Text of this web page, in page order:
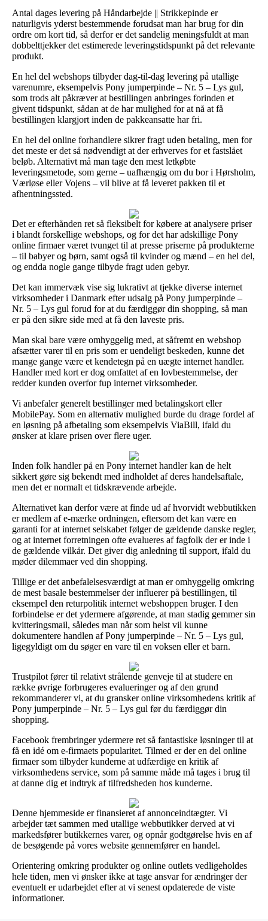
Antal dages levering på Håndarbejde || Strikkepinde er
naturligvis yderst bestemmende forudsat man har brug for din
ordre om kort tid, så derfor er det sandelig meningsfuldt at man
dobbelttjekker det estimerede leveringstidspunkt på det relevante
produkt.
En hel del webshops tilbyder dag-til-dag levering på utallige
varenumre, eksempelvis Pony jumperpinde – Nr. 5 – Lys gul,
som trods alt påkræver at bestillingen anbringes forinden et
givent tidspunkt, sådan at de har mulighed for at nå at få
bestillingen klargjort inden de pakkeansatte har fri.
En hel del online forhandlere sikrer fragt uden betaling, men for
det meste er det så nødvendigt at der erhverves for et fastslået
beløb. Alternativt må man tage den mest letkøbte
leveringsmetode, som gerne – uafhængig om du bor i Hørsholm,
Værløse eller Vojens – vil blive at få leveret pakken til et
afhentningssted.
Det er efterhånden ret så fleksibelt for købere at analysere priser
i blandt forskellige webshops, og for det har adskillige Pony
online firmaer været tvunget til at presse priserne på produkterne
– til babyer og børn, samt også til kvinder og mænd – en hel del,
og endda nogle gange tilbyde fragt uden gebyr.
Det kan immervæk vise sig lukrativt at tjekke diverse internet
virksomheder i Danmark efter udsalg på Pony jumperpinde –
Nr. 5 – Lys gul forud for at du færdiggør din shopping, så man
er på den sikre side med at få den laveste pris.
Man skal bare være omhyggelig med, at såfremt en webshop
afsætter varer til en pris som er uendeligt beskeden, kunne det
mange gange være et kendetegn på en uægte internet handler.
Handler med kort er dog omfattet af en lovbestemmelse, der
redder kunden overfor fup internet virksomheder.
Vi anbefaler generelt bestillinger med betalingskort eller
MobilePay. Som en alternativ mulighed burde du drage fordel af
en løsning på afbetaling som eksempelvis ViaBill, ifald du
ønsker at klare prisen over flere uger.
Inden folk handler på en Pony internet handler kan de helt
sikkert gøre sig bekendt med indholdet af deres handelsaftale,
men det er normalt et tidskrævende arbejde.
Alternativet kan derfor være at finde ud af hvorvidt webbutikken
er medlem af e-mærke ordningen, eftersom det kan være en
garanti for at internet selskabet følger de gældende danske regler,
og at internet forretningen ofte evalueres af fagfolk der er inde i
de gældende vilkår. Det giver dig anledning til support, ifald du
møder dilemmaer ved din shopping.
Tillige er det anbefalelsesværdigt at man er omhyggelig omkring
de mest basale bestemmelser der influerer på bestillingen, til
eksempel den returpolitik internet webshoppen bruger. I den
forbindelse er det ydermere afgørende, at man stadig gemmer sin
kvitteringsmail, således man når som helst vil kunne
dokumentere handlen af Pony jumperpinde – Nr. 5 – Lys gul,
ligegyldigt om du søger en vare til en voksen eller et barn.
Trustpilot fører til relativt strålende genveje til at studere en
række øvrige forbrugeres evalueringer og af den grund
rekommanderer vi, at du gransker online virksomhedens kritik af
Pony jumperpinde – Nr. 5 – Lys gul før du færdiggør din
shopping.
Facebook frembringer ydermere ret så fantastiske løsninger til at
få en idé om e-firmaets popularitet. Tilmed er der en del online
firmaer som tilbyder kunderne at udfærdige en kritik af
virksomhedens service, som på samme måde må tages i brug til
at danne dig et indtryk af tilfredsheden hos kunderne.
Denne hjemmeside er finansieret af annonceindtægter. Vi
arbejder tæt sammen med utallige webbutikker derved at vi
markedsfører butikkernes varer, og opnår godtgørelse hvis en af
de besøgende på vores website gennemfører en handel.
Orientering omkring produkter og online outlets vedligeholdes
hele tiden, men vi ønsker ikke at tage ansvar for ændringer der
eventuelt er udarbejdet efter at vi senest opdaterede de viste
informationer.